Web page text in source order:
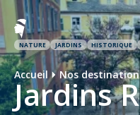
NATURE JARDINS HISTORIQUE
Accueil Nos
Jardins